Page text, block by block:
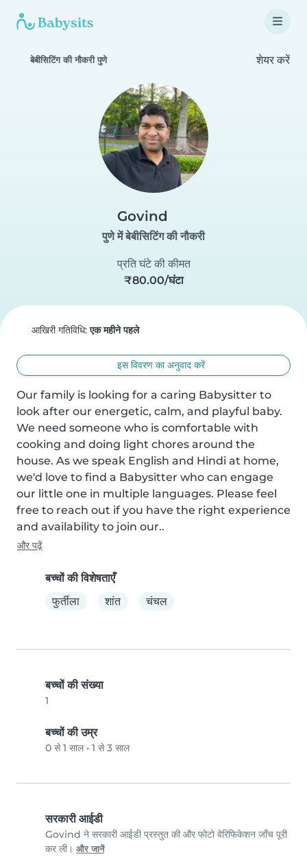
बेबीसिटिंग की नौकरी पुणे शेयर करें
Govind
पुणे में बेबीसिटिंग की नौकरी
प्रति घंटे की कीमत
₹80.00/घंटा
आखिरी गतिविधि:एक महीने पहले
इस विवरण का अनुवाद करें
Our family is looking for a caring Babysitter to
look after our energetic, calm, and playful baby.
We need someone who is comfortable with
cooking and doing light chores around the
house. As we speak English and Hindi at home,
we'd love to find a Babysitter who can engage
our little one in multiple languages. Please feel
free to reach out if you have the right experience
and availability to join our..
और पढ़ें
बच्चों की विशेषताएँ
फुर्तीला
शांत चंचल
बच्चों की संख्या
1
बच्चों की उम्र
0 से 1 साल • 1 से 3 साल
सरकारी आईडी
Govind ने सरकारी आईडी प्रस्तुत की और फोटो वेरिफिकेशन जाँच पूरी
कर ली। और जानें